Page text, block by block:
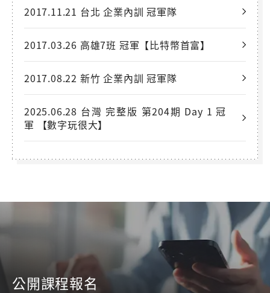
2017.11.21 台北 企業內訓 冠軍隊
2017.03.26 高雄7班 冠軍【比特幣首富】
2017.08.22 新竹 企業內訓 冠軍隊
2025.06.28 台灣 完整版 第204期 Day 1 冠
軍 【數字玩很大】
公開課程報名